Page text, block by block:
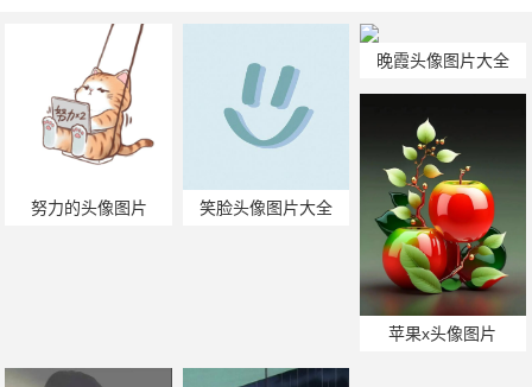
努力的头像图片 笑脸头像图片大全
晚霞头像图片大全
苹果x头像图片